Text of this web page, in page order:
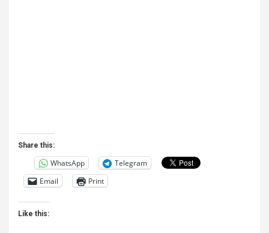
Share this:
WhatsApp
Telegram
Email
Print
Like this: